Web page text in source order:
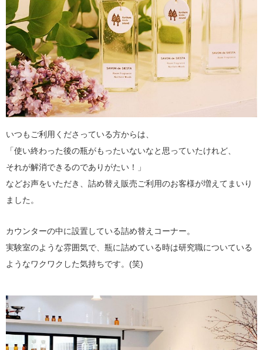
いつもご利用くださっている方からは、
「使い終わった後の瓶がもったいないなと思っていたけれど、
それが解消できるのでありがたい！」
などお声をいただき、詰め替え販売ご利用のお客様が増えてまいり
ました。
カウンターの中に設置している詰め替えコーナー。
実験室のような雰囲気で、瓶に詰めている時は研究職についている
ようなワクワクした気持ちです。(笑)